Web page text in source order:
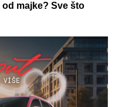
majke? Sve što